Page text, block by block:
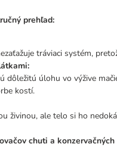
prehľad:
tráviaci systém,
dôležitú úlohu vo výžive
kostí.
živinou, ale telo si ho
chuti a